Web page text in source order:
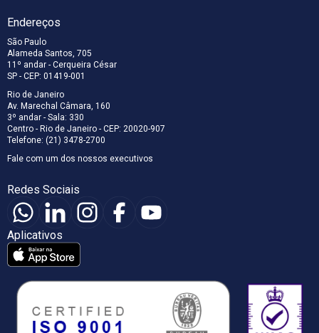
Endereços
São Paulo
Alameda Santos, 705
11º andar - Cerqueira César
SP - CEP: 01419-001
Rio de Janeiro
Av. Marechal Câmara, 160
3º andar - Sala: 330
Centro - Rio de Janeiro - CEP: 20020-907
Telefone: (21) 3478-2700
Fale com um dos nossos executivos
Redes Sociais
Aplicativos